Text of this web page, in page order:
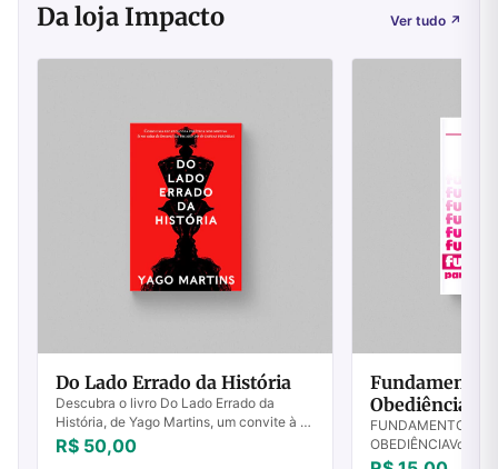
Da loja Impacto Ver tudo ↗
Do Lado Errado da História
Descubra o livro Do Lado Errado da
História, de Yago Martins, um convite à fé
renovada e reflexão profunda. Compre já!
R$ 50,00
Fundamentos
Obediência -
FUNDAMENTOS
Cristã Destruídos